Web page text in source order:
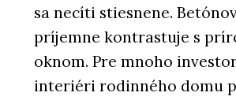
sa necíti stiesnene.
príjemne kontrastuje s
oknom. Pre mnoho
interiéri rodinného domu